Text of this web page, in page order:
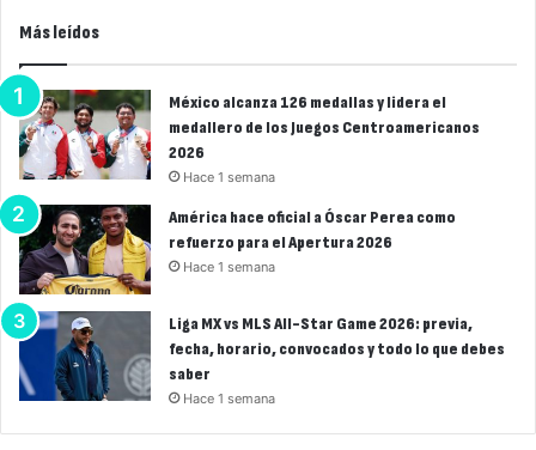
Más leídos
México alcanza 126 medallas y lidera el
medallero de los Juegos Centroamericanos
2026
Hace 1 semana
América hace oficial a Óscar Perea como
refuerzo para el Apertura 2026
Hace 1 semana
Liga MX vs MLS All-Star Game 2026: previa,
fecha, horario, convocados y todo lo que debes
saber
Hace 1 semana